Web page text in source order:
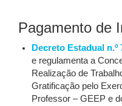
Pagamento de
Decreto Estadual n.º
e regulamenta a
Realização de
Gratificação pelo
Professor – GEEP e